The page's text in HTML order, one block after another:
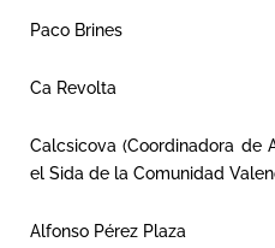
Paco Brines
Ca Revolta
Calcsicova (Coordinadora de
el Sida de la Comunidad
Alfonso Pérez Plaza